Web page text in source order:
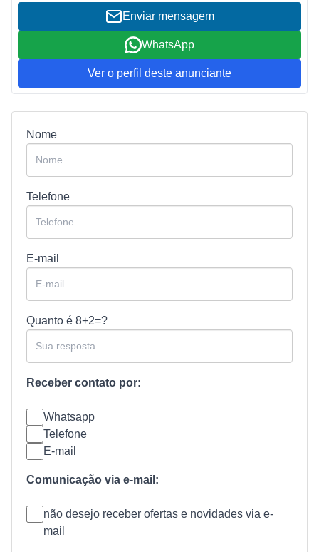
Enviar mensagem
WhatsApp
Ver o perfil deste anunciante
Nome
Telefone
E-mail
Quanto é 8+2=?
Receber contato por:
Whatsapp
Telefone
E-mail
Comunicação via e-mail:
não desejo receber ofertas e novidades via e-
mail